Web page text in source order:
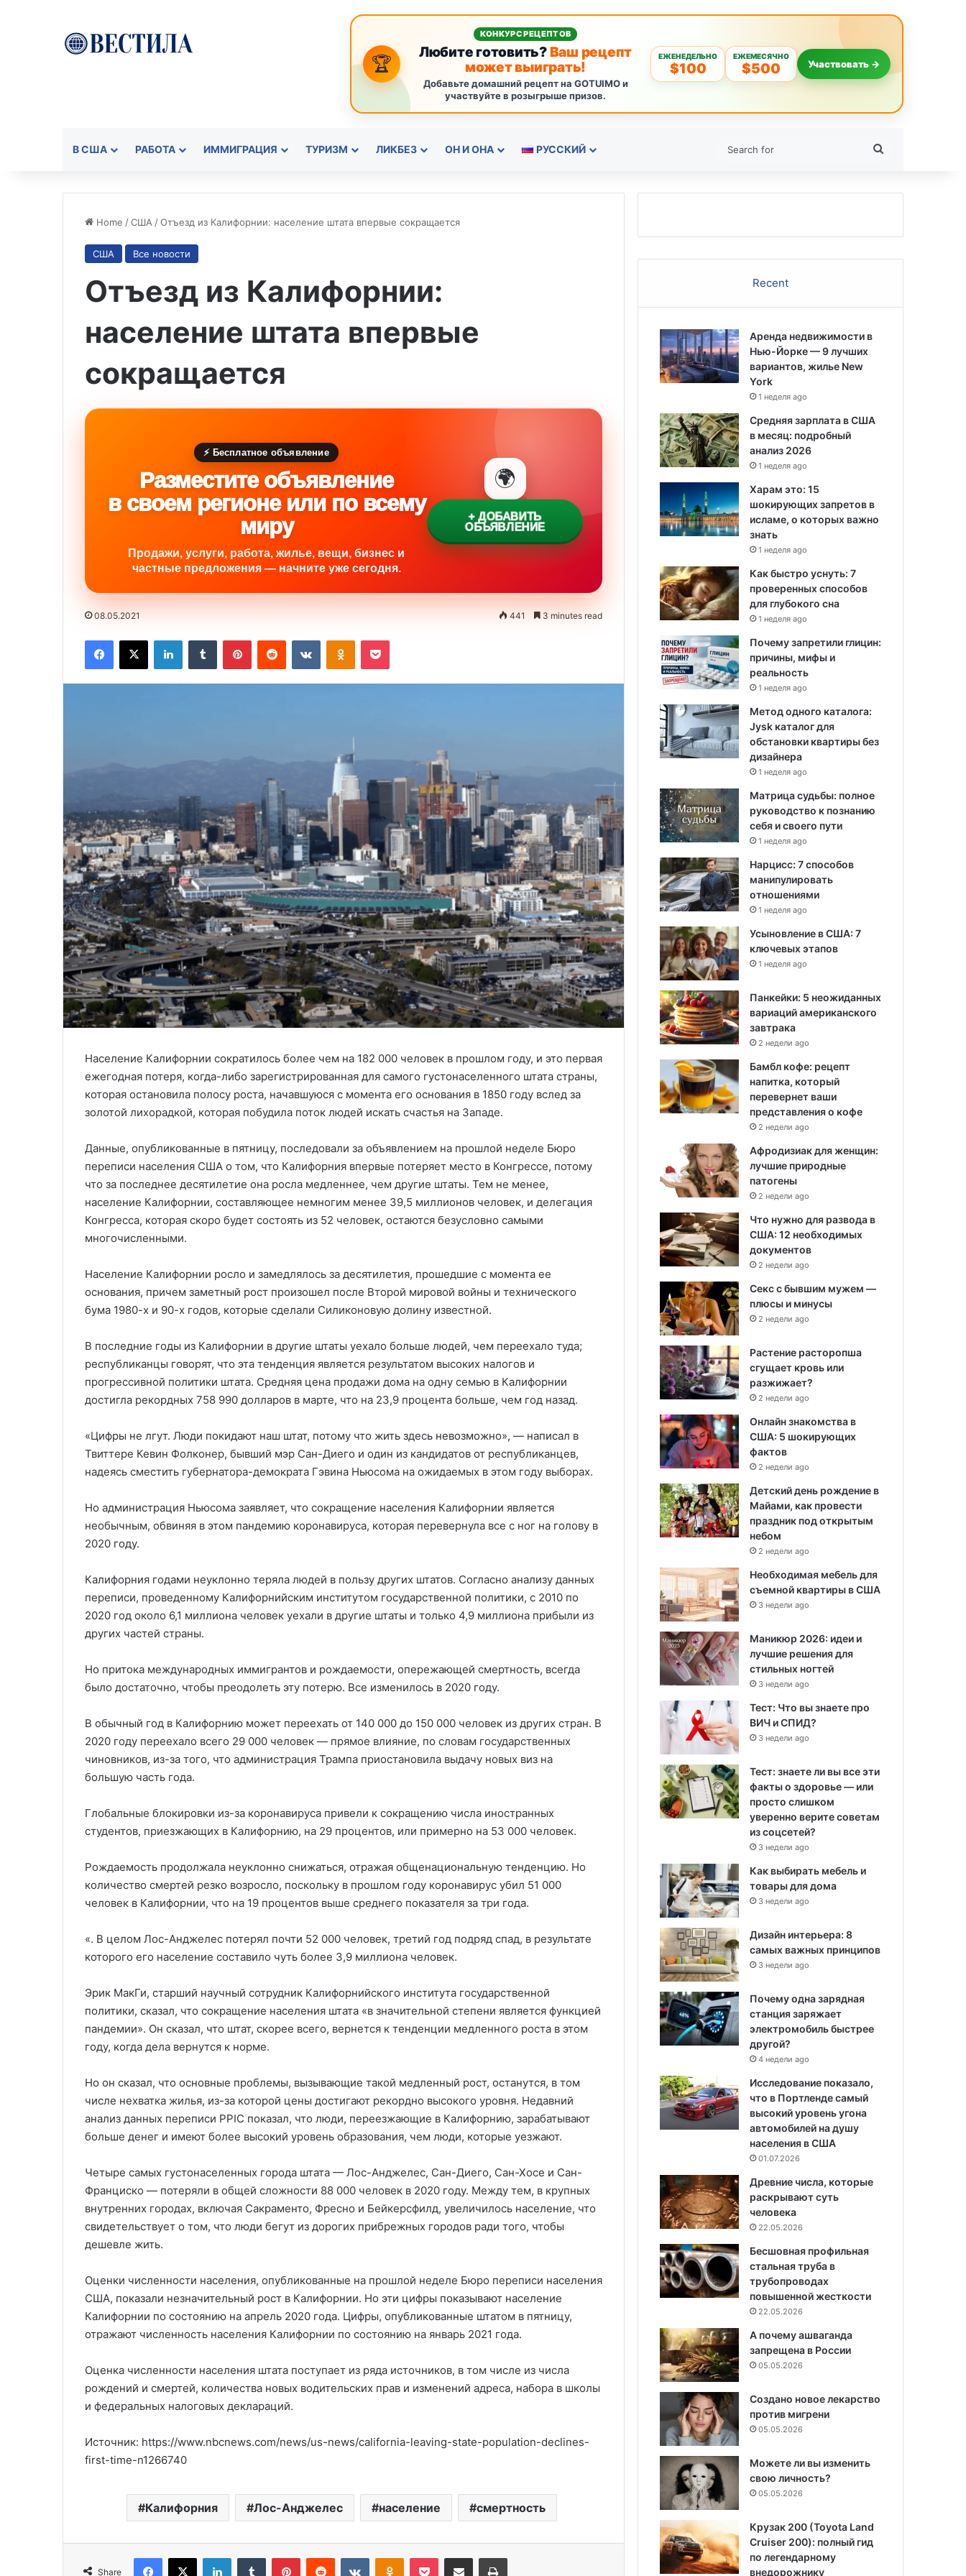
🏆
КОНКУРС РЕЦЕПТОВ
Любите готовить?Ваш рецепт
может выиграть!
Добавьте домашний рецепт на GOTUIMO и
участвуйте в розыгрыше призов.
ЕЖЕНЕДЕЛЬНО
$100
ЕЖЕМЕСЯЧНО
$500 Участвовать →
В США РАБОТА ИММИГРАЦИЯ ТУРИЗМ ЛИКБЕЗ ОН И ОНА РУССКИЙ
Home /США /Отъезд из Калифорнии: население штата впервые сокращается
США Все новости
Отъезд из Калифорнии:
население штата впервые
сокращается
⚡ Бесплатное объявление
Разместите объявление
в своем регионе или по всему
миру
Продажи, услуги, работа, жилье, вещи, бизнес и
частные предложения — начните уже сегодня.
🌍
+ ДОБАВИТЬ
ОБЪЯВЛЕНИЕ
08.05.2021 441 3 minutes read
Население Калифорнии сократилось более чем на 182 000 человек в прошлом году, и это первая
ежегодная потеря, когда-либо зарегистрированная для самого густонаселенного штата страны,
которая остановила полосу роста, начавшуюся с момента его основания в 1850 году вслед за
золотой лихорадкой, которая побудила поток людей искать счастья на Западе.
Данные, опубликованные в пятницу, последовали за объявлением на прошлой неделе Бюро
переписи населения США о том, что Калифорния впервые потеряет место в Конгрессе, потому
что за последнее десятилетие она росла медленнее, чем другие штаты. Тем не менее,
население Калифорнии, составляющее немногим менее 39,5 миллионов человек, и делегация
Конгресса, которая скоро будет состоять из 52 человек, остаются безусловно самыми
многочисленными.
Население Калифорнии росло и замедлялось за десятилетия, прошедшие с момента ее
основания, причем заметный рост произошел после Второй мировой войны и технического
бума 1980-х и 90-х годов, которые сделали Силиконовую долину известной.
В последние годы из Калифорнии в другие штаты уехало больше людей, чем переехало туда;
республиканцы говорят, что эта тенденция является результатом высоких налогов и
прогрессивной политики штата. Средняя цена продажи дома на одну семью в Калифорнии
достигла рекордных 758 990 долларов в марте, что на 23,9 процента больше, чем год назад.
«Цифры не лгут. Люди покидают наш штат, потому что жить здесь невозможно», — написал в
Твиттере Кевин Фолконер, бывший мэр Сан-Диего и один из кандидатов от республиканцев,
надеясь сместить губернатора-демократа Гэвина Ньюсома на ожидаемых в этом году выборах.
Но администрация Ньюсома заявляет, что сокращение населения Калифорнии является
необычным, обвиняя в этом пандемию коронавируса, которая перевернула все с ног на голову в
2020 году.
Калифорния годами неуклонно теряла людей в пользу других штатов. Согласно анализу данных
переписи, проведенному Калифорнийским институтом государственной политики, с 2010 по
2020 год около 6,1 миллиона человек уехали в другие штаты и только 4,9 миллиона прибыли из
других частей страны.
Но притока международных иммигрантов и рождаемости, опережающей смертность, всегда
было достаточно, чтобы преодолеть эту потерю. Все изменилось в 2020 году.
В обычный год в Калифорнию может переехать от 140 000 до 150 000 человек из других стран. В
2020 году переехало всего 29 000 человек — прямое влияние, по словам государственных
чиновников, из-за того, что администрация Трампа приостановила выдачу новых виз на
большую часть года.
Глобальные блокировки из-за коронавируса привели к сокращению числа иностранных
студентов, приезжающих в Калифорнию, на 29 процентов, или примерно на 53 000 человек.
Рождаемость продолжала неуклонно снижаться, отражая общенациональную тенденцию. Но
количество смертей резко возросло, поскольку в прошлом году коронавирус убил 51 000
человек в Калифорнии, что на 19 процентов выше среднего показателя за три года.
«. В целом Лос-Анджелес потерял почти 52 000 человек, третий год подряд спад, в результате
которого его население составило чуть более 3,9 миллиона человек.
Эрик МакГи, старший научный сотрудник Калифорнийского института государственной
политики, сказал, что сокращение населения штата «в значительной степени является функцией
пандемии». Он сказал, что штат, скорее всего, вернется к тенденции медленного роста в этом
году, когда дела вернутся к норме.
Но он сказал, что основные проблемы, вызывающие такой медленный рост, останутся, в том
числе нехватка жилья, из-за которой цены достигают рекордно высокого уровня. Недавний
анализ данных переписи PPIC показал, что люди, переезжающие в Калифорнию, зарабатывают
больше денег и имеют более высокий уровень образования, чем люди, которые уезжают.
Четыре самых густонаселенных города штата — Лос-Анджелес, Сан-Диего, Сан-Хосе и Сан-
Франциско — потеряли в общей сложности 88 000 человек в 2020 году. Между тем, в крупных
внутренних городах, включая Сакраменто, Фресно и Бейкерсфилд, увеличилось население, что
свидетельствует о том, что люди бегут из дорогих прибрежных городов ради того, чтобы
дешевле жить.
Оценки численности населения, опубликованные на прошлой неделе Бюро переписи населения
США, показали незначительный рост в Калифорнии. Но эти цифры показывают население
Калифорнии по состоянию на апрель 2020 года. Цифры, опубликованные штатом в пятницу,
отражают численность населения Калифорнии по состоянию на январь 2021 года.
Оценка численности населения штата поступает из ряда источников, в том числе из числа
рождений и смертей, количества новых водительских прав и изменений адреса, набора в школы
и федеральных налоговых деклараций.
Источник: https://www.nbcnews.com/news/us-news/california-leaving-state-population-declines-
first-time-n1266740
Калифорния Лос-Анджелес население смертность
Share
доступен для сдачи в аренду для
Курсы бухгалтера в США
Recent
Аренда недвижимости в
Нью-Йорке — 9 лучших
вариантов, жилье New
York
1 неделя ago
Средняя зарплата в США
в месяц: подробный
анализ 2026
1 неделя ago
Харам это: 15
шокирующих запретов в
исламе, о которых важно
знать
1 неделя ago
Как быстро уснуть: 7
проверенных способов
для глубокого сна
1 неделя ago
Почему запретили глицин:
причины, мифы и
реальность
1 неделя ago
Метод одного каталога:
Jysk каталог для
обстановки квартиры без
дизайнера
1 неделя ago
Матрица судьбы: полное
руководство к познанию
себя и своего пути
1 неделя ago
Нарцисс: 7 способов
манипулировать
отношениями
1 неделя ago
Усыновление в США: 7
ключевых этапов
1 неделя ago
Панкейки: 5 неожиданных
вариаций американского
завтрака
2 недели ago
Бамбл кофе: рецепт
напитка, который
перевернет ваши
представления о кофе
2 недели ago
Афродизиак для женщин:
лучшие природные
патогены
2 недели ago
Что нужно для развода в
США: 12 необходимых
документов
2 недели ago
Секс с бывшим мужем —
плюсы и минусы
2 недели ago
Растение расторопша
сгущает кровь или
разжижает?
2 недели ago
Онлайн знакомства в
США: 5 шокирующих
фактов
2 недели ago
Детский день рождение в
Майами, как провести
праздник под открытым
небом
2 недели ago
Необходимая мебель для
съемной квартиры в США
3 недели ago
Маникюр 2026: идеи и
лучшие решения для
стильных ногтей
3 недели ago
Тест: Что вы знаете про
ВИЧ и СПИД?
3 недели ago
Тест: знаете ли вы все эти
факты о здоровье — или
просто слишком
уверенно верите советам
из соцсетей?
3 недели ago
Как выбирать мебель и
товары для дома
3 недели ago
Дизайн интерьера: 8
самых важных принципов
3 недели ago
Почему одна зарядная
станция заряжает
электромобиль быстрее
другой?
4 недели ago
Исследование показало,
что в Портленде самый
высокий уровень угона
автомобилей на душу
населения в США
01.07.2026
Древние числа, которые
раскрывают суть
человека
22.05.2026
Бесшовная профильная
стальная труба в
трубопроводах
повышенной жесткости
22.05.2026
А почему ашваганда
запрещена в России
05.05.2026
Создано новое лекарство
против мигрени
05.05.2026
Можете ли вы изменить
свою личность?
05.05.2026
Крузак 200 (Toyota Land
Cruiser 200): полный гид
по легендарному
внедорожнику